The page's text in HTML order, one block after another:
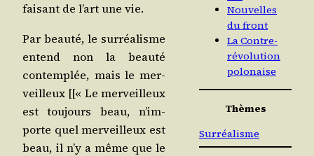
fai­sant de l’art une vie.
Par beau­té, le sur­réa­lisme
entend non la beau­té
contem­plée, mais le mer­
veilleux [[« Le mer­veilleux
est tou­jours beau, n’im­
porte quel mer­veilleux est
beau, il n’y a même que le
Nouvelles
du front
La Contre-
révolution
polonaise
Thèmes
Surréalisme